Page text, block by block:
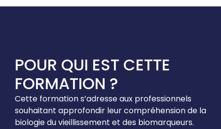
POUR QUI EST CETTE
FORMATION ?
Cette formation s’adresse aux professionnels
souhaitant approfondir leur compréhension de la
biologie du vieillissement et des biomarqueurs.